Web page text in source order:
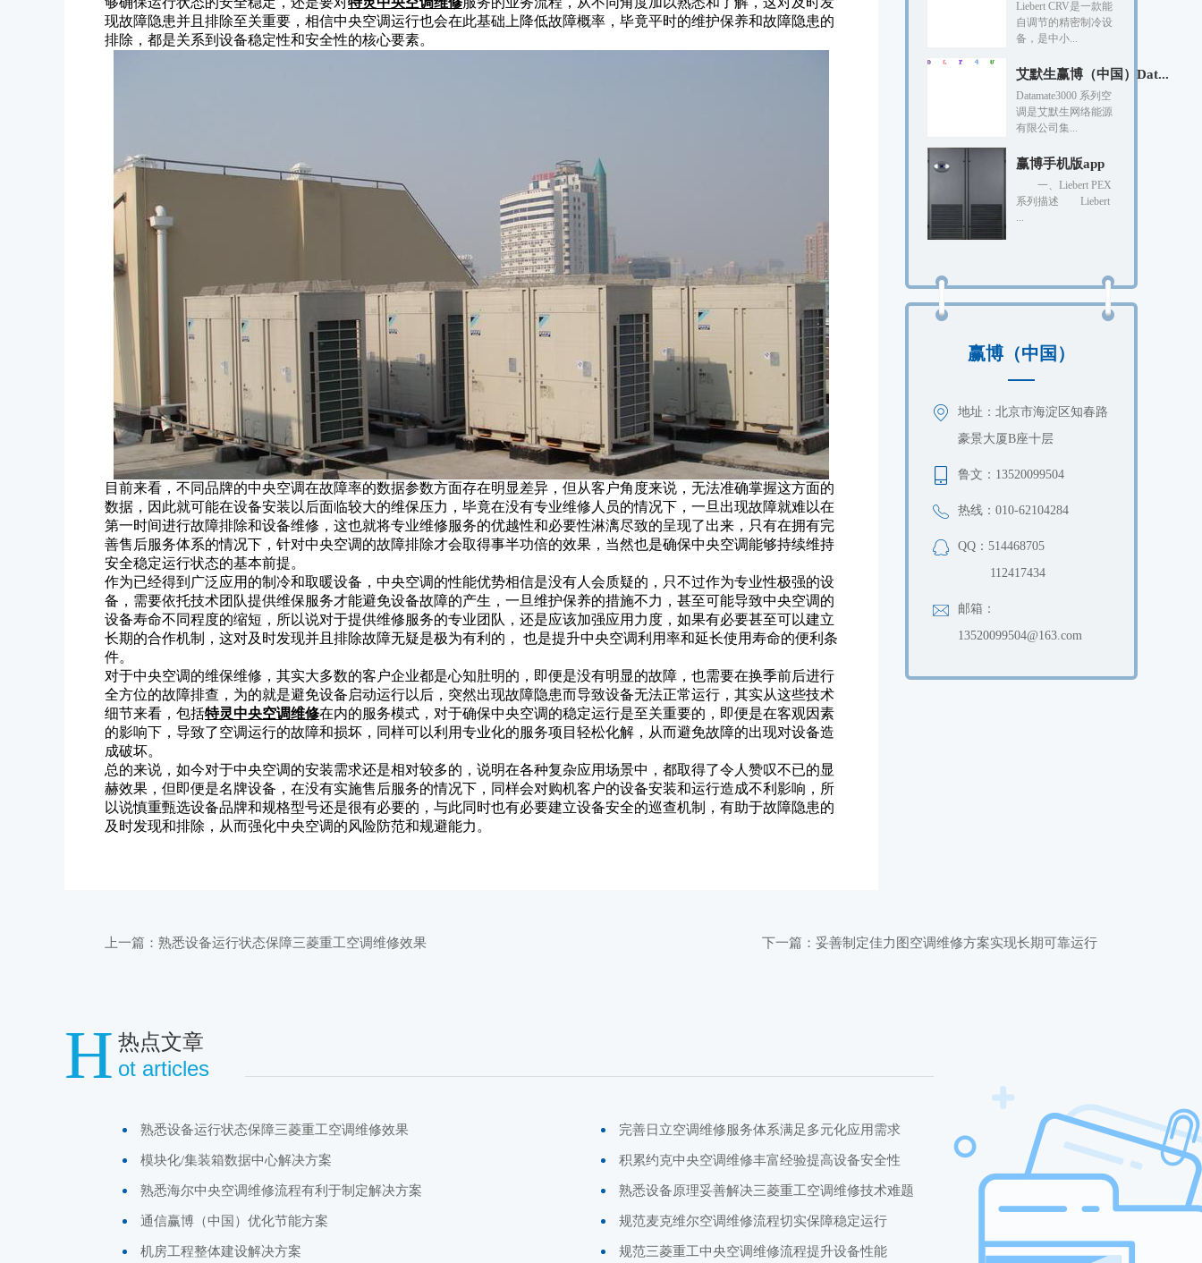
现故障隐患并且排除至关重要，相信中央空调运行也会在此基础上降低故障概率，毕竟平时的维护保养和故障隐患的
排除，都是关系到设备稳定性和安全性的核心要素。
目前来看，不同品牌的中央空调在故障率的数据参数方面存在明显差异，但从客户角度来说，无法准确掌握这方面的
数据，因此就可能在设备安装以后面临较大的维保压力，毕竟在没有专业维修人员的情况下，一旦出现故障就难以在
第一时间进行故障排除和设备维修，这也就将专业维修服务的优越性和必要性淋漓尽致的呈现了出来，只有在拥有完
善售后服务体系的情况下，针对中央空调的故障排除才会取得事半功倍的效果，当然也是确保中央空调能够持续维持
安全稳定运行状态的基本前提。
作为已经得到广泛应用的制冷和取暖设备，中央空调的性能优势相信是没有人会质疑的，只不过作为专业性极强的设
备，需要依托技术团队提供维保服务才能避免设备故障的产生，一旦维护保养的措施不力，甚至可能导致中央空调的
设备寿命不同程度的缩短，所以说对于提供维修服务的专业团队，还是应该加强应用力度，如果有必要甚至可以建立
长期的合作机制，这对及时发现并且排除故障无疑是极为有利的， 也是提升中央空调利用率和延长使用寿命的便利条
件。
对于中央空调的维保维修，其实大多数的客户企业都是心知肚明的，即便是没有明显的故障，也需要在换季前后进行
全方位的故障排查，为的就是避免设备启动运行以后，突然出现故障隐患而导致设备无法正常运行，其实从这些技术
细节来看，包括特灵中央空调维修在内的服务模式，对于确保中央空调的稳定运行是至关重要的，即便是在客观因素
的影响下，导致了空调运行的故障和损坏，同样可以利用专业化的服务项目轻松化解，从而避免故障的出现对设备造
成破坏。
总的来说，如今对于中央空调的安装需求还是相对较多的，说明在各种复杂应用场景中，都取得了令人赞叹不已的显
赫效果，但即便是名牌设备，在没有实施售后服务的情况下，同样会对购机客户的设备安装和运行造成不利影响，所
以说慎重甄选设备品牌和规格型号还是很有必要的，与此同时也有必要建立设备安全的巡查机制，有助于故障隐患的
及时发现和排除，从而强化中央空调的风险防范和规避能力。
Liebert CRV是一款能
自调节的精密制冷设
备，是中小...
艾默生赢博（中国）Dat...
Datamate3000 系列空
调是艾默生网络能源
有限公司集...
赢博手机版app
一、Liebert PEX
系列描述 Liebert
...
赢博（中国）
地址：北京市海淀区知春路
豪景大厦B座十层
鲁文：13520099504
热线：010-62104284
QQ：514468705
112417434
邮箱：
13520099504@163.com
上一篇： 熟悉设备运行状态保障三菱重工空调维修效果 下一篇： 妥善制定佳力图空调维修方案实现长期可靠运行
H 热点文章
ot articles
熟悉设备运行状态保障三菱重工空调维修效果 完善日立空调维修服务体系满足多元化应用需求
模块化/集装箱数据中心解决方案 积累约克中央空调维修丰富经验提高设备安全性
熟悉海尔中央空调维修流程有利于制定解决方案 熟悉设备原理妥善解决三菱重工空调维修技术难题
通信赢博（中国）优化节能方案 规范麦克维尔空调维修流程切实保障稳定运行
机房工程整体建设解决方案 规范三菱重工中央空调维修流程提升设备性能